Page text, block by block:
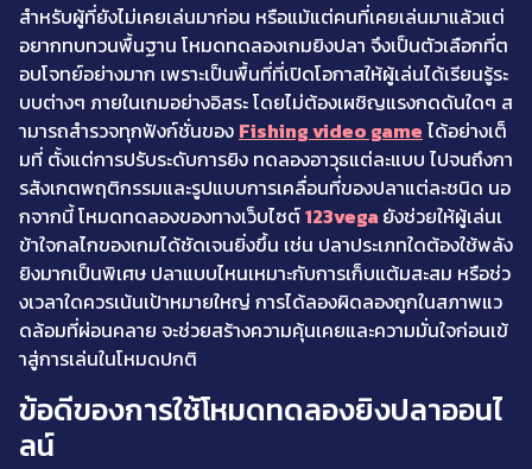
สำหรับผู้ที่ยังไม่เคยเล่นมาก่อน หรือแม้แต่คนที่เคยเล่นมาแล้วแต่
อยากทบทวนพื้นฐาน โหมดทดลองเกมยิงปลา จึงเป็นตัวเลือกที่ต
อบโจทย์อย่างมาก เพราะเป็นพื้นที่ที่เปิดโอกาสให้ผู้เล่นได้เรียนรู้ระ
บบต่างๆ ภายในเกมอย่างอิสระ โดยไม่ต้องเผชิญแรงกดดันใดๆ ส
ามารถสำรวจทุกฟังก์ชั่นของ Fishing video game ได้อย่างเต็
มที่ ตั้งแต่การปรับระดับการยิง ทดลองอาวุธแต่ละแบบ ไปจนถึงกา
รสังเกตพฤติกรรมและรูปแบบการเคลื่อนที่ของปลาแต่ละชนิด นอ
กจากนี้ โหมดทดลองของทางเว็บไซต์123vega ยังช่วยให้ผู้เล่นเ
ข้าใจกลไกของเกมได้ชัดเจนยิ่งขึ้น เช่น ปลาประเภทใดต้องใช้พลัง
ยิงมากเป็นพิเศษ ปลาแบบไหนเหมาะกับการเก็บแต้มสะสม หรือช่ว
งเวลาใดควรเน้นเป้าหมายใหญ่ การได้ลองผิดลองถูกในสภาพแว
ดล้อมที่ผ่อนคลาย จะช่วยสร้างความคุ้นเคยและความมั่นใจก่อนเข้
าสู่การเล่นในโหมดปกติ
ข้อดีของการใช้โหมดทดลองยิงปลาออนไ
ลน์